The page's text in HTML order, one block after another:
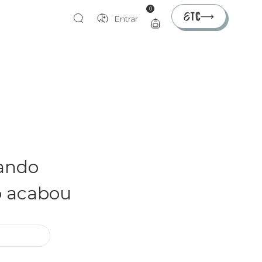
Entrar
0
acabou